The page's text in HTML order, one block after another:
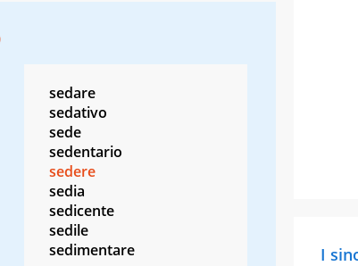
sedare
sedativo
sede
sedentario
sedere
sedia
sedicente
sedile
sedimentare
I